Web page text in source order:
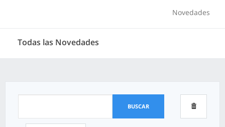
Novedades
Todas las Novedades
BUSCAR